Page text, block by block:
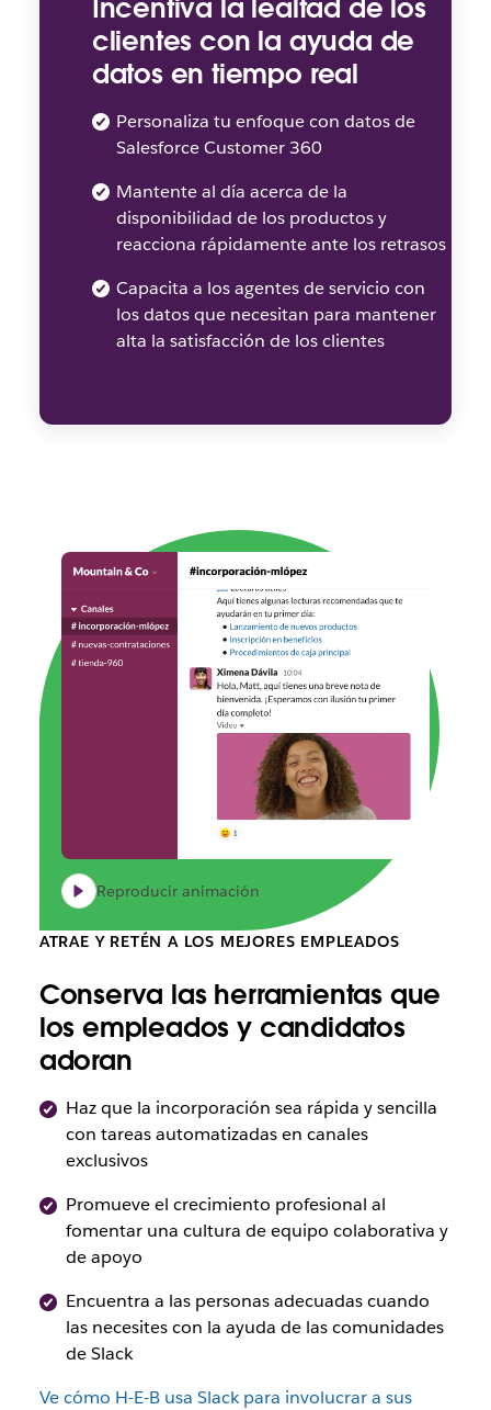
Incentiva la lealtad de los
clientes con la ayuda de
datos en tiempo real
Personaliza tu enfoque con datos de
Salesforce Customer 360
Mantente al día acerca de la
disponibilidad de los productos y
reacciona rápidamente ante los retrasos
Capacita a los agentes de servicio con
los datos que necesitan para mantener
alta la satisfacción de los clientes
Reproducir animación
ATRAE Y RETÉN A LOS MEJORES EMPLEADOS
Conserva las herramientas que
los empleados y candidatos
adoran
Haz que la incorporación sea rápida y sencilla
con tareas automatizadas en canales
exclusivos
Promueve el crecimiento profesional al
fomentar una cultura de equipo colaborativa y
de apoyo
Encuentra a las personas adecuadas cuando
las necesites con la ayuda de las comunidades
de Slack
Ve cómo H-E-B usa Slack para involucrar a sus